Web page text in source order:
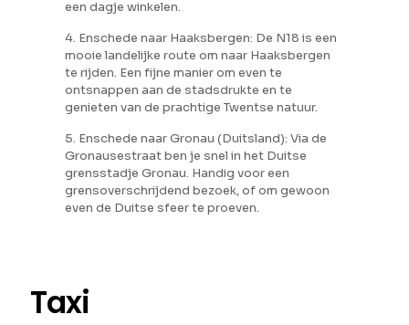
een dagje winkelen.
4. Enschede naar Haaksbergen: De N18 is een
mooie landelijke route om naar Haaksbergen
te rijden. Een fijne manier om even te
ontsnappen aan de stadsdrukte en te
genieten van de prachtige Twentse natuur.
5. Enschede naar Gronau (Duitsland): Via de
Gronausestraat ben je snel in het Duitse
grensstadje Gronau. Handig voor een
grensoverschrijdend bezoek, of om gewoon
even de Duitse sfeer te proeven.
Taxi